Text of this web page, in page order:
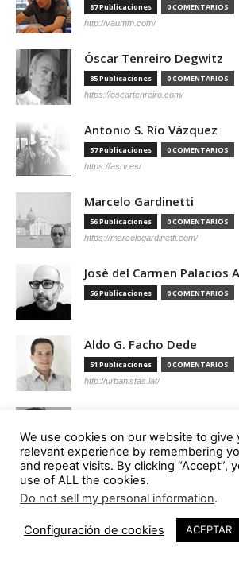
87 Publicaciones 0 COMENTARIOS
http://vaumm.com/
Óscar Tenreiro Degwitz
85 Publicaciones 0 COMENTARIOS
https://oscartenreiro.com/
Antonio S. Río Vázquez
57 Publicaciones 0 COMENTARIOS
https://asrv.es/
Marcelo Gardinetti
56 Publicaciones 0 COMENTARIOS
https://marcelogardinetti.com/
José del Carmen Palacios
56 Publicaciones 0 COMENTARIOS
Aldo G. Facho Dede
51 Publicaciones 0 COMENTARIOS
http://urbanistas.lat/
46 Publicaciones 0 COMENTARIOS
http://www.hand-architecture.com/
We use cookies on our website to give
relevant experience by remembering
and repeat visits. By clicking “Accept”,
use of ALL the cookies.
Do not sell my personal information.
Configuración de cookies ACEPTAR